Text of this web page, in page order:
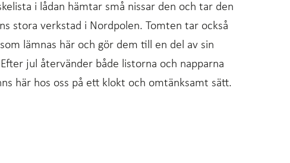
i lådan hämtar små nissar den och tar den
stora verkstad i Nordpolen. Tomten tar också
lämnas här och gör dem till en del av sin
jul återvänder både listorna och napparna
här hos oss på ett klokt och omtänksamt sätt.